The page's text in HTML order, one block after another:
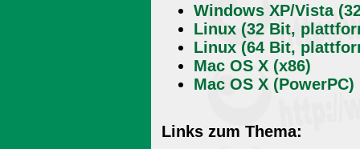
Windows XP/Vista
Linux (32 Bit,
Linux (64 Bit,
Mac OS X (x86)
Mac OS X (PowerPC)
Links zum Thema: